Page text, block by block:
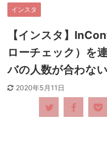
インスタ
【インスタ】
ローチェック）を
バの人数が合わな
2020年5月11日